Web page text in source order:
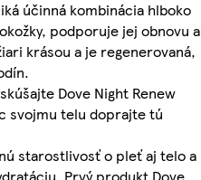
účinná kombinácia hlboko
podporuje jej obnovu a
krásou a je regenerovaná,
Dove Night Renew
svojmu telu doprajte tú
starostlivosť o pleť aj telo a
Prvý produkt Dove